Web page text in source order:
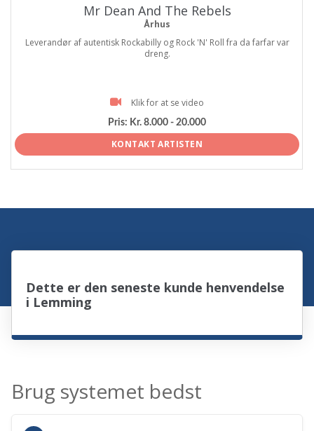
Mr Dean And The Rebels
Århus
Leverandør af autentisk Rockabilly og Rock 'N' Roll fra da farfar var
dreng.
Klik for at se video
Pris: Kr. 8.000 - 20.000
KONTAKT ARTISTEN
Dette er den seneste kunde henvendelse
i Lemming
Brug systemet bedst